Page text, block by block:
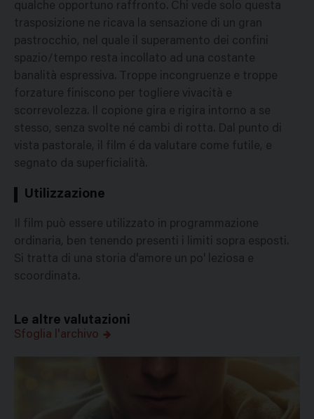
qualche opportuno raffronto. Chi vede solo questa
trasposizione ne ricava la sensazione di un gran
pastrocchio, nel quale il superamento dei confini
spazio/tempo resta incollato ad una costante
banalità espressiva. Troppe incongruenze e troppe
forzature finiscono per togliere vivacità e
scorrevolezza. Il copione gira e rigira intorno a se
stesso, senza svolte né cambi di rotta. Dal punto di
vista pastorale, il film é da valutare come futile, e
segnato da superficialità.
Utilizzazione
Il film può essere utilizzato in programmazione
ordinaria, ben tenendo presenti i limiti sopra esposti.
Si tratta di una storia d'amore un po' leziosa e
scoordinata.
Le altre valutazioni
Sfoglia l'archivo